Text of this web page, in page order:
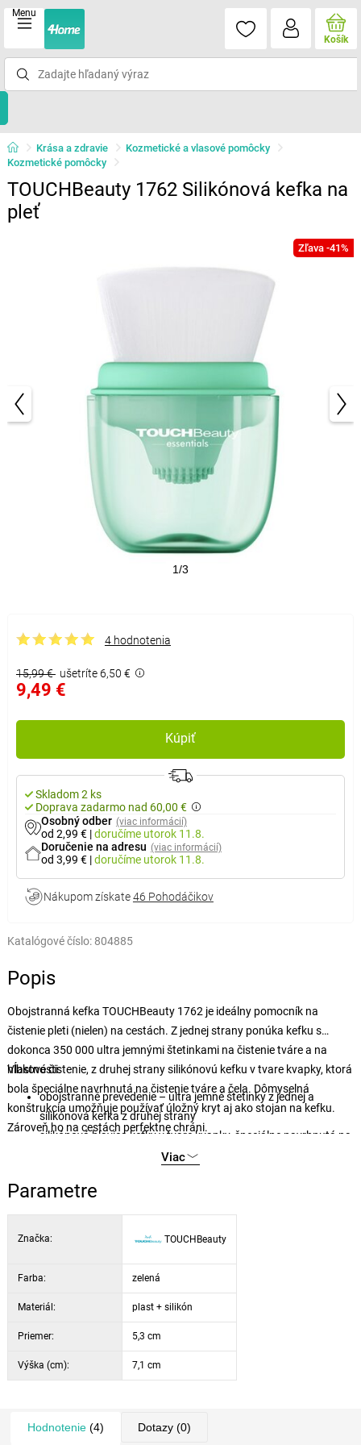
Menu
Košík
Krása a zdravie
Kozmetické a vlasové pomôcky
Kozmetické pomôcky
TOUCHBeauty 1762 Silikónová kefka na
pleť
Zľava -41%
1/3
4 hodnotenia
15,99 € ušetríte 6,50 €
9,49 €
Kúpiť
Skladom 2 ks
Doprava zadarmo nad 60,00 €
Osobný odber (viac informácií)
od 2,99 € |doručíme utorok 11.8.
Doručenie na adresu (viac informácií)
od 3,99 € |doručíme utorok 11.8.
Nákupom získate46 Pohodáčikov
Katalógové číslo: 804885
Popis
Obojstranná kefka TOUCHBeauty 1762 je ideálny pomocník na
čistenie pleti (nielen) na cestách. Z jednej strany ponúka kefku s
dokonca 350 000 ultra jemnými štetinkami na čistenie tváre a na
hĺbkové čistenie, z druhej strany silikónovú kefku v tvare kvapky, ktorá
bola špeciálne navrhnutá na čistenie tváre a čela. Dômyselná
konštrukcia umožňuje používať úložný kryt aj ako stojan na kefku.
Zároveň ho na cestách perfektne chráni.
Vlastnosti:
obojstranné prevedenie – ultra jemné štetinky z jednej a
silikónová kefka z druhej strany
silikónová hlavica kefky v tvare kvapky, špeciálne navrhnutá na
usadzovaniu nečistôt a prachu na štetinky kefky
extra ľahké a prenosné prevedenie, vhodné na cestovanie
Viac
Parametre
Značka: TOUCHBeauty
Farba: zelená
Materiál: plast + silikón
Priemer: 5,3 cm
Výška (cm): 7,1 cm
Hodnotenie(4) Dotazy(0)